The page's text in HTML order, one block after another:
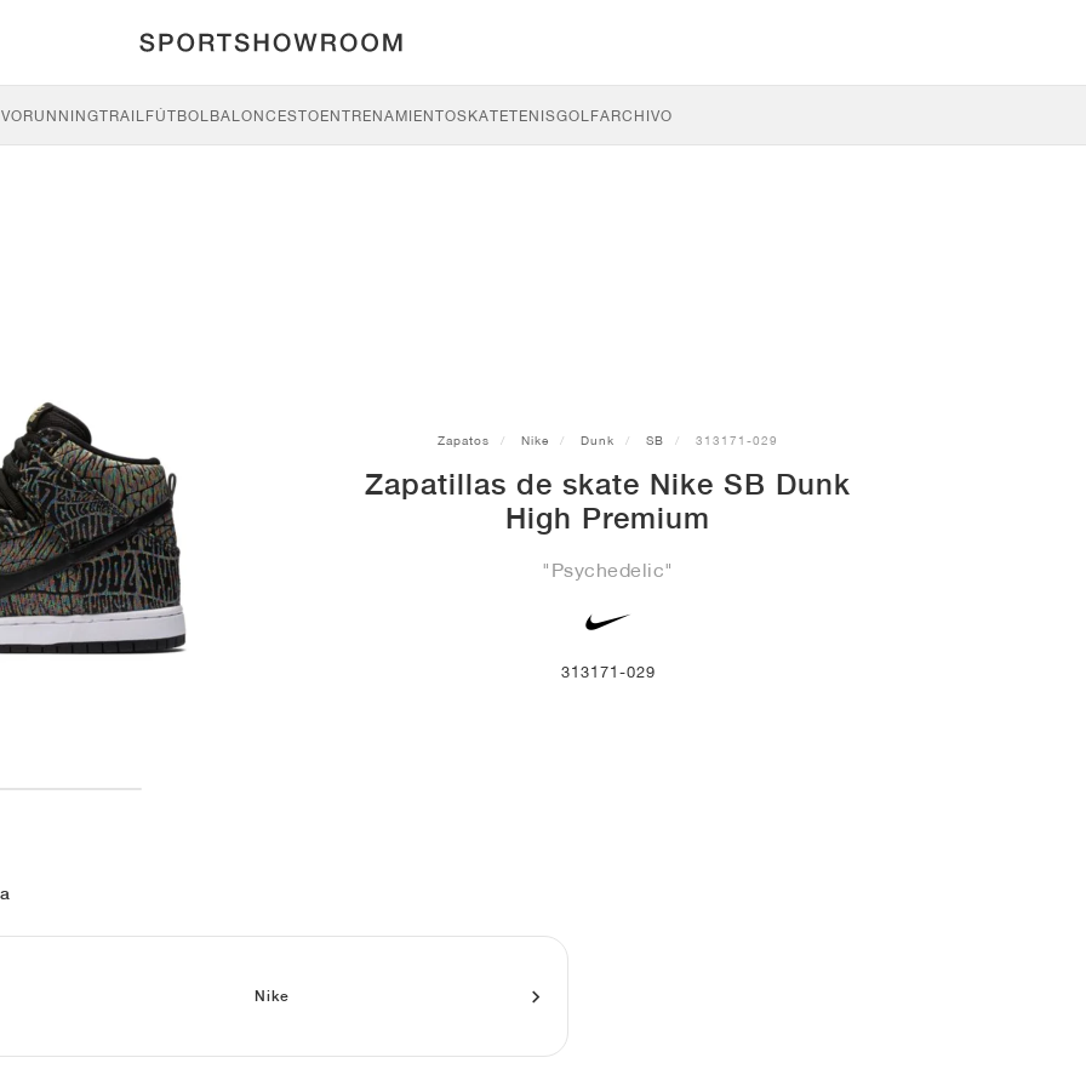
RUNNINGTRAILFÚTBOLBALONCESTOENTRENAMIENTOSKATETENISGOLFARCHIVO
Zapatos Nike Dunk SB 313171-029
Zapatillas de skate Nike SB Dunk
High Premium
"Psychedelic"
313171-029
Nike